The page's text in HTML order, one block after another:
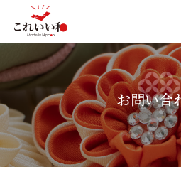
お問い合